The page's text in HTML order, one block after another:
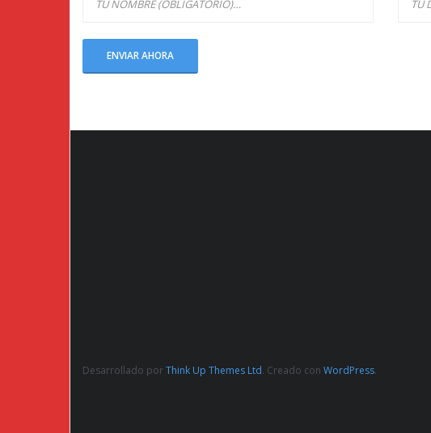
Desarrollado porThink Up Themes Ltd. Creado con WordPress.